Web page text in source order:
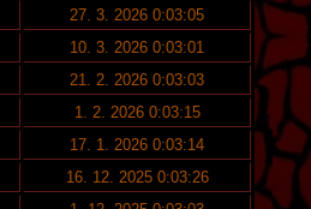
27. 3. 2026 0:03:05
10. 3. 2026 0:03:01
21. 2. 2026 0:03:03
1. 2. 2026 0:03:15
17. 1. 2026 0:03:14
16. 12. 2025 0:03:26